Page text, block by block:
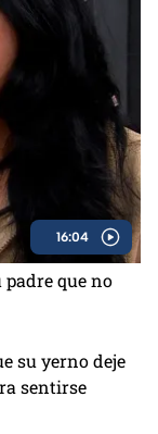
16:04
padre que no
su yerno deje
sentirse